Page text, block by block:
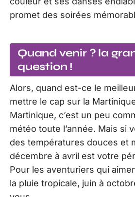
promet des soirées
Quand venir ? la
question !
Alors, quand est-ce le
mettre le cap sur la
Martinique, c’est un peu
météo toute l’année. Mais si
des températures douces et
décembre à avril est votre
Pour les aventuriers qui
la pluie tropicale, juin à